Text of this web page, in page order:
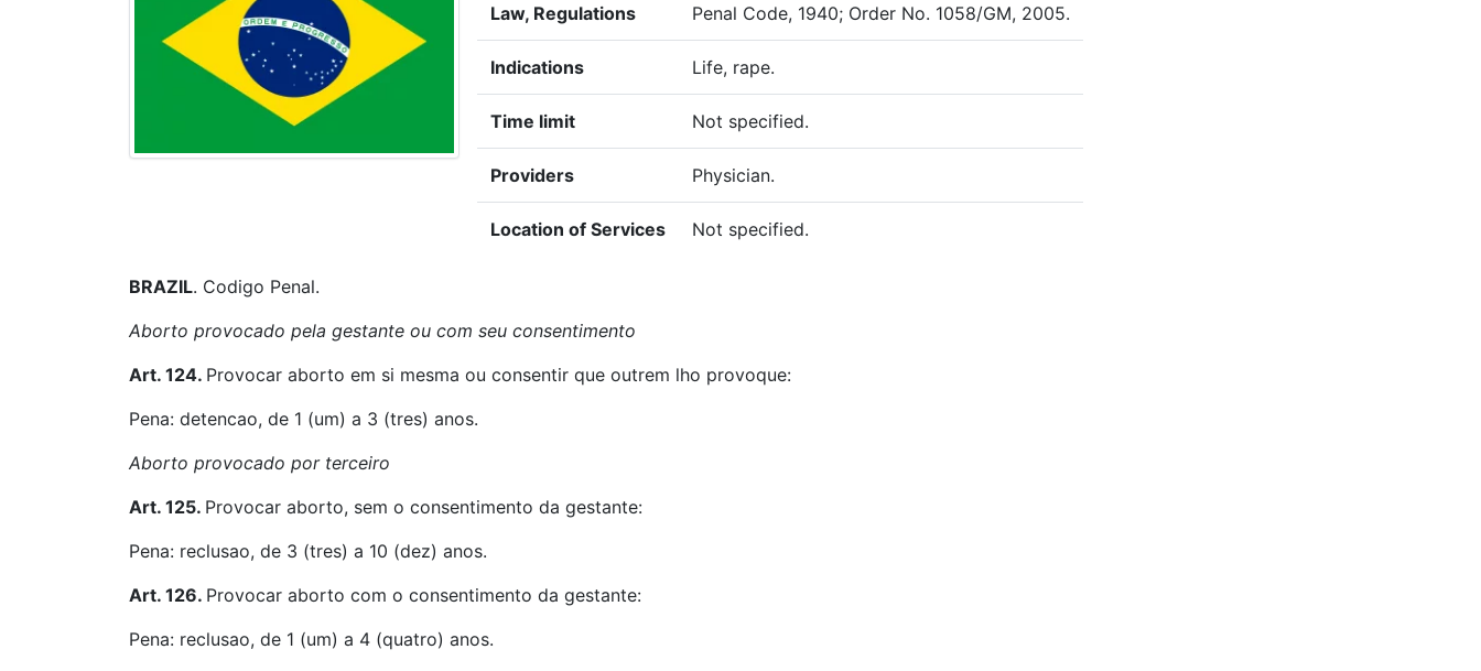
Law, Regulations Penal Code, 1940; Order No. 1058/GM, 2005.
Indications Life, rape.
Time limit Not specified.
Providers Physician.
Location of Services Not specified.
BRAZIL. Codigo Penal.
Aborto provocado pela gestante ou com seu consentimento
Art. 124. Provocar aborto em si mesma ou consentir que outrem lho provoque:
Pena: detencao, de 1 (um) a 3 (tres) anos.
Aborto provocado por terceiro
Art. 125. Provocar aborto, sem o consentimento da gestante:
Pena: reclusao, de 3 (tres) a 10 (dez) anos.
Art. 126. Provocar aborto com o consentimento da gestante:
Pena: reclusao, de 1 (um) a 4 (quatro) anos.